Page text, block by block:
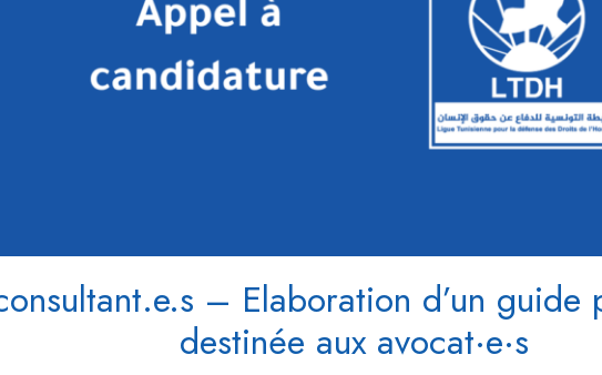
– Elaboration d’un guide
destinée aux avocat·e·s